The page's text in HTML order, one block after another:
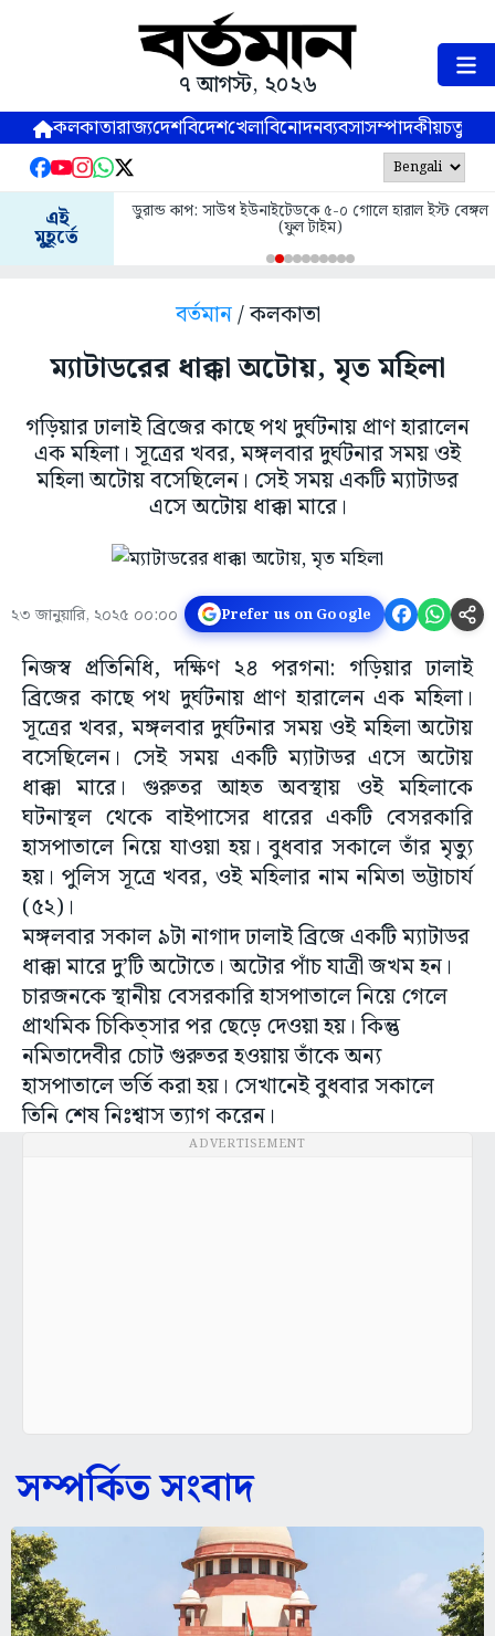
৭ আগস্ট, ২০২৬
কলকাতারাজ্যদেশবিদেশখেলাবিনোদনব্যবসাসম্পাদকীয়
এই
মুহূর্তে
ডুরান্ড কাপ: সাউথ ইউনাইটেডকে ৫-০ গোলে হারাল ইস্ট বেঙ্গল
(ফুল টাইম)
বর্তমান/ কলকাতা
ম্যাটাডরের ধাক্কা অটোয়, মৃত মহিলা
গড়িয়ার ঢালাই ব্রিজের কাছে পথ দুর্ঘটনায় প্রাণ হারালেন
এক মহিলা। সূত্রের খবর, মঙ্গলবার দুর্ঘটনার সময় ওই
মহিলা অটোয় বসেছিলেন। সেই সময় একটি ম্যাটাডর
এসে অটোয় ধাক্কা মারে।
২৩ জানুয়ারি, ২০২৫ ০০:০০ Prefer us on Google
নিজস্ব প্রতিনিধি, দক্ষিণ ২৪ পরগনা: গড়িয়ার ঢালাই
ব্রিজের কাছে পথ দুর্ঘটনায় প্রাণ হারালেন এক মহিলা।
সূত্রের খবর, মঙ্গলবার দুর্ঘটনার সময় ওই মহিলা অটোয়
বসেছিলেন। সেই সময় একটি ম্যাটাডর এসে অটোয়
ধাক্কা মারে। গুরুতর আহত অবস্থায় ওই মহিলাকে
ঘটনাস্থল থেকে বাইপাসের ধারের একটি বেসরকারি
হাসপাতালে নিয়ে যাওয়া হয়। বুধবার সকালে তাঁর মৃত্যু
হয়। পুলিস সূত্রে খবর, ওই মহিলার নাম নমিতা ভট্টাচার্য
(৫২)।
মঙ্গলবার সকাল ৯টা নাগাদ ঢালাই ব্রিজে একটি ম্যাটাডর
ধাক্কা মারে দু’টি অটোতে। অটোর পাঁচ যাত্রী জখম হন।
চারজনকে স্থানীয় বেসরকারি হাসপাতালে নিয়ে গেলে
প্রাথমিক চিকিত্সার পর ছেড়ে দেওয়া হয়। কিন্তু
নমিতাদেবীর চোট গুরুতর হওয়ায় তাঁকে অন্য
হাসপাতালে ভর্তি করা হয়। সেখানেই বুধবার সকালে
তিনি শেষ নিঃশ্বাস ত্যাগ করেন।
ADVERTISEMENT
সম্পর্কিত সংবাদ